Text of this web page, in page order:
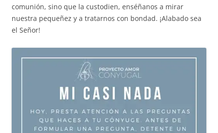
comunión, sino que la custodien, enséñanos a mirar
nuestra pequeñez y a tratarnos con bondad. ¡Alabado sea
el Señor!